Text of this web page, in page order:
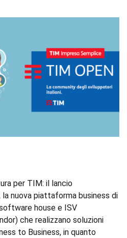
per TIM: il lancio
nuova piattaforma business di
house e ISV
che realizzano soluzioni
to Business, in quanto